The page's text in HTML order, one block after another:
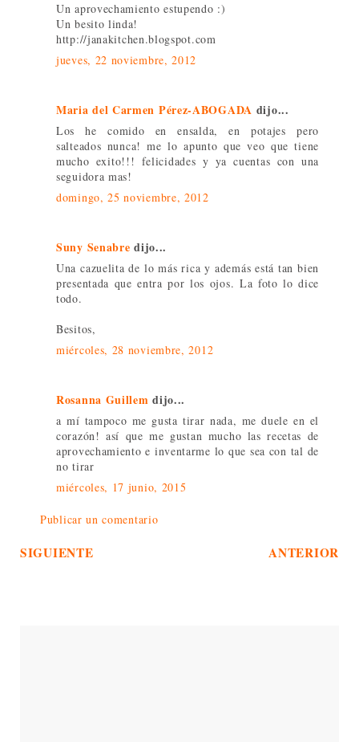
Un aprovechamiento estupendo :)
Un besito linda!
http://janakitchen.blogspot.com
jueves, 22 noviembre, 2012
Maria del Carmen Pérez-ABOGADA dijo...
Los he comido en ensalda, en potajes pero
salteados nunca! me lo apunto que veo que tiene
mucho exito!!! felicidades y ya cuentas con una
seguidora mas!
domingo, 25 noviembre, 2012
Suny Senabre dijo...
Una cazuelita de lo más rica y además está tan bien
presentada que entra por los ojos. La foto lo dice
todo.
Besitos,
miércoles, 28 noviembre, 2012
Rosanna Guillem dijo...
a mí tampoco me gusta tirar nada, me duele en el
corazón! así que me gustan mucho las recetas de
aprovechamiento e inventarme lo que sea con tal de
no tirar
miércoles, 17 junio, 2015
Publicar un comentario
SIGUIENTE ANTERIOR